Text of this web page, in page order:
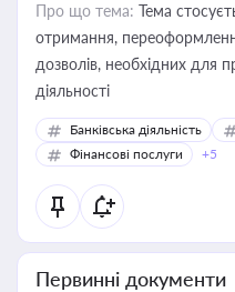
Про що тема: Тема
отримання,
дозволів, необхідних для
діяльності
Банківська діяльність
Фінансові послуги
+5
Первинні документи